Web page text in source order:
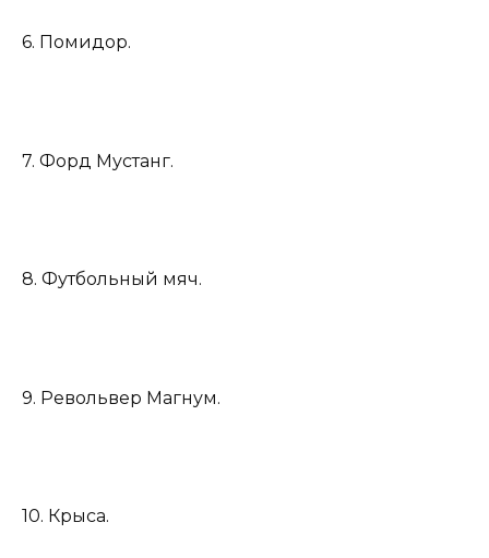
6. Помидор.
7. Форд Мустанг.
8. Футбольный мяч.
9. Револьвер Магнум.
10. Крыса.